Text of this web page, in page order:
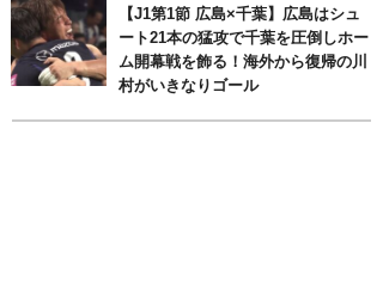
【J1第1節 広島×千葉】広島はシュ
ート21本の猛攻で千葉を圧倒しホー
ム開幕戦を飾る！海外から復帰の川
村がいきなりゴール